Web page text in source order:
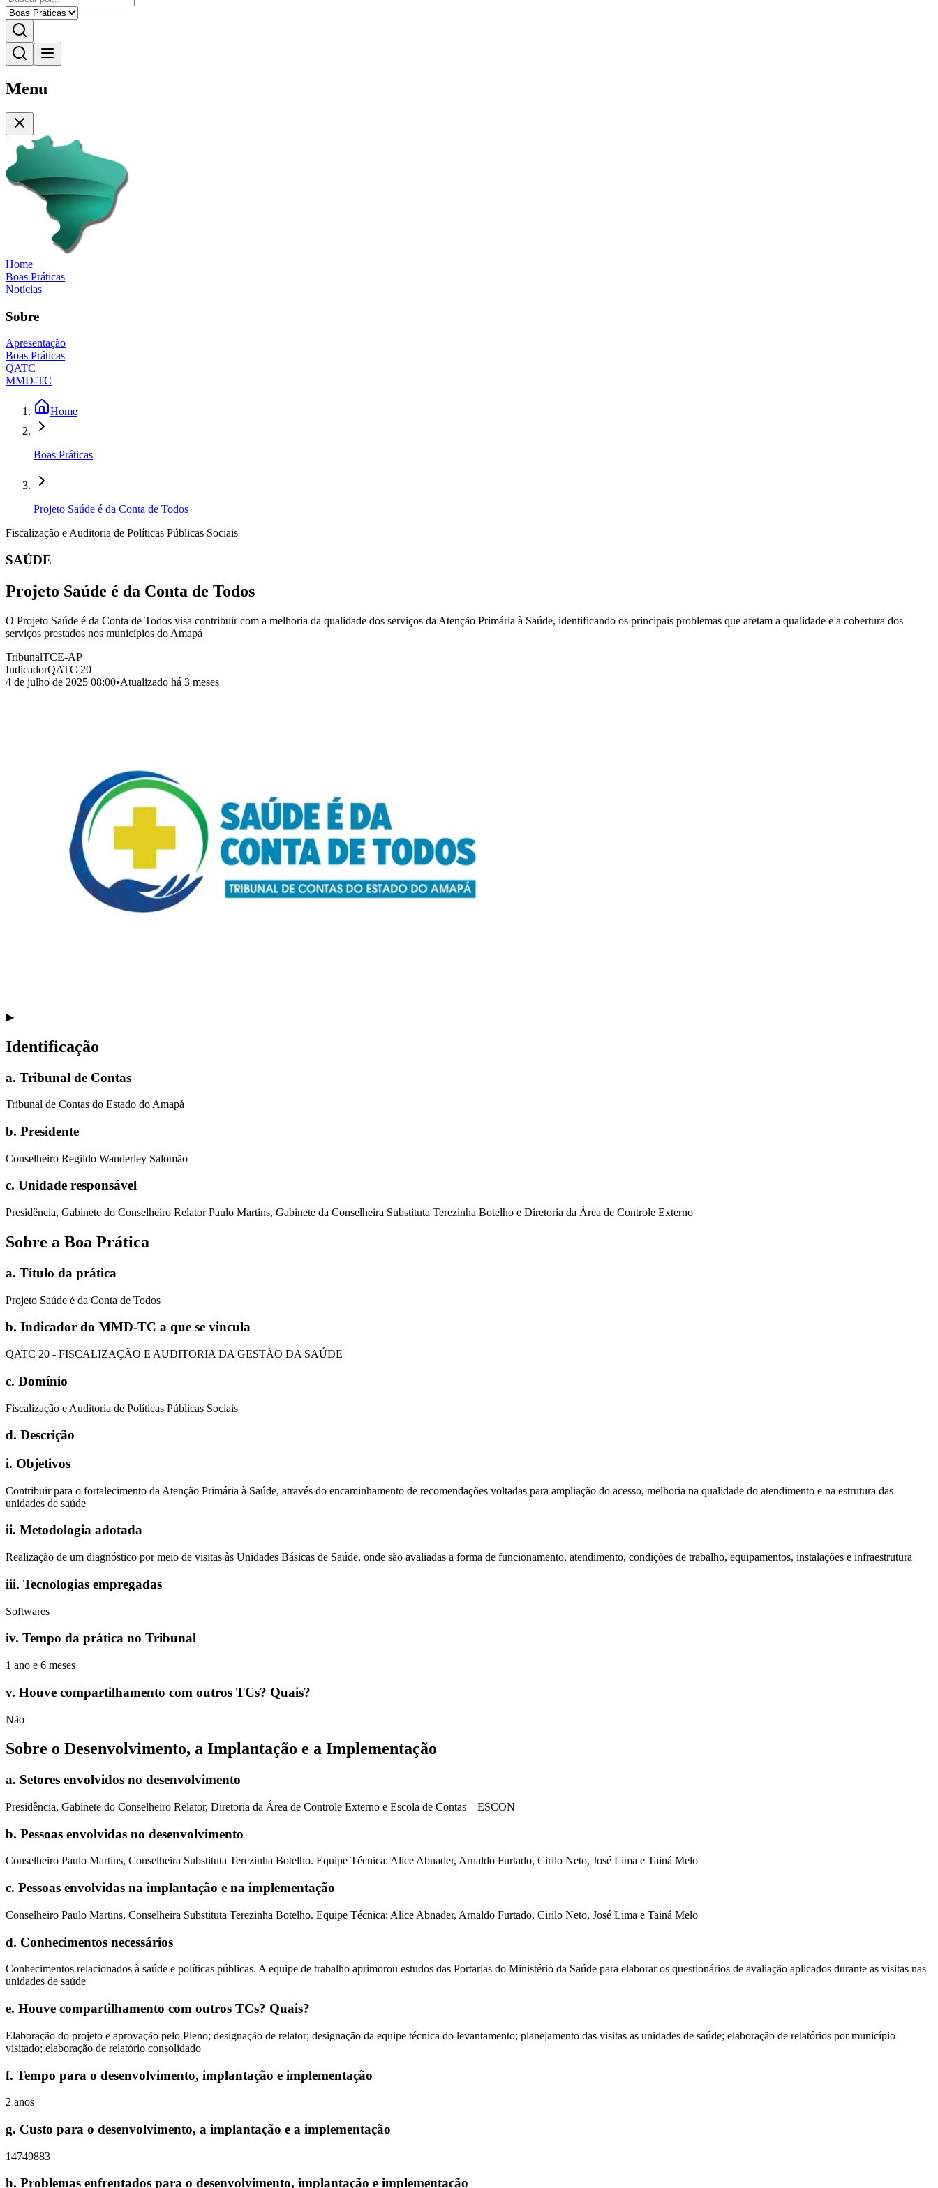
Menu
Home
Boas Práticas
Notícias
Sobre
Apresentação
Boas Práticas
QATC
MMD-TC
Home
Boas Práticas
Projeto Saúde é da Conta de Todos
Fiscalização e Auditoria de Políticas Públicas Sociais
SAÚDE
Projeto Saúde é da Conta de Todos
O Projeto Saúde é da Conta de Todos visa contribuir com a melhoria da qualidade dos serviços da Atenção Primária à Saúde, identificando os principais problemas que afetam a qualidade e a cobertura dos
serviços prestados nos municípios do Amapá
TribunalTCE-AP
IndicadorQATC 20
4 de julho de 2025 08:00•Atualizado há 3 meses
▶
Identificação
a. Tribunal de Contas
Tribunal de Contas do Estado do Amapá
b. Presidente
Conselheiro Regildo Wanderley Salomão
c. Unidade responsável
Presidência, Gabinete do Conselheiro Relator Paulo Martins, Gabinete da Conselheira Substituta Terezinha Botelho e Diretoria da Área de Controle Externo
Sobre a Boa Prática
a. Título da prática
Projeto Saúde é da Conta de Todos
b. Indicador do MMD-TC a que se vincula
QATC 20 - FISCALIZAÇÃO E AUDITORIA DA GESTÃO DA SAÚDE
c. Domínio
Fiscalização e Auditoria de Políticas Públicas Sociais
d. Descrição
i. Objetivos
Contribuir para o fortalecimento da Atenção Primária à Saúde, através do encaminhamento de recomendações voltadas para ampliação do acesso, melhoria na qualidade do atendimento e na estrutura das
unidades de saúde
ii. Metodologia adotada
Realização de um diagnóstico por meio de visitas às Unidades Básicas de Saúde, onde são avaliadas a forma de funcionamento, atendimento, condições de trabalho, equipamentos, instalações e infraestrutura
iii. Tecnologias empregadas
Softwares
iv. Tempo da prática no Tribunal
1 ano e 6 meses
v. Houve compartilhamento com outros TCs? Quais?
Não
Sobre o Desenvolvimento, a Implantação e a Implementação
a. Setores envolvidos no desenvolvimento
Presidência, Gabinete do Conselheiro Relator, Diretoria da Área de Controle Externo e Escola de Contas – ESCON
b. Pessoas envolvidas no desenvolvimento
Conselheiro Paulo Martins, Conselheira Substituta Terezinha Botelho. Equipe Técnica: Alice Abnader, Arnaldo Furtado, Cirilo Neto, José Lima e Tainá Melo
c. Pessoas envolvidas na implantação e na implementação
Conselheiro Paulo Martins, Conselheira Substituta Terezinha Botelho. Equipe Técnica: Alice Abnader, Arnaldo Furtado, Cirilo Neto, José Lima e Tainá Melo
d. Conhecimentos necessários
Conhecimentos relacionados à saúde e políticas públicas. A equipe de trabalho aprimorou estudos das Portarias do Ministério da Saúde para elaborar os questionários de avaliação aplicados durante as visitas nas
unidades de saúde
e. Houve compartilhamento com outros TCs? Quais?
Elaboração do projeto e aprovação pelo Pleno; designação de relator; designação da equipe técnica do levantamento; planejamento das visitas as unidades de saúde; elaboração de relatórios por município
visitado; elaboração de relatório consolidado
f. Tempo para o desenvolvimento, implantação e implementação
2 anos
g. Custo para o desenvolvimento, a implantação e a implementação
14749883
h. Problemas enfrentados para o desenvolvimento, implantação e implementação